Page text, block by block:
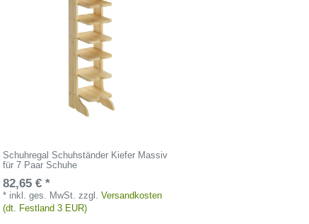
Schuhregal Schuhständer Kiefer Massiv
für 7 Paar Schuhe
82,65 € *
* inkl. ges. MwSt. zzgl.Versandkosten
(dt. Festland 3 EUR)